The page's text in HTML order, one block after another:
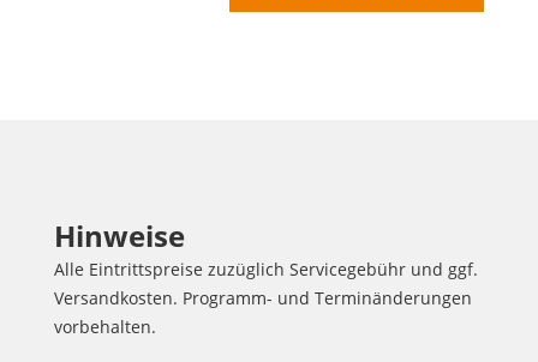
Hinweise
Alle Eintrittspreise zuzüglich Servicegebühr und ggf.
Versandkosten. Programm- und Terminänderungen
vorbehalten.